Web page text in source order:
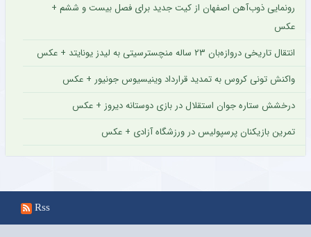
رونمایی ذوب‌آهن اصفهان از کیت جدید برای فصل بیست و ششم +
عکس
انتقال تاریخی دروازه‌بان ۲۳ ساله منچسترسیتی به لیدز یونایتد + عکس
واکنش تونی کروس به تمدید قرارداد وینیسیوس جونیور + عکس
درخشش ستاره جوان استقلال در بازی دوستانه دیروز + عکس
تمرین بازیکنان پرسپولیس در ورزشگاه آزادی + عکس
Rss